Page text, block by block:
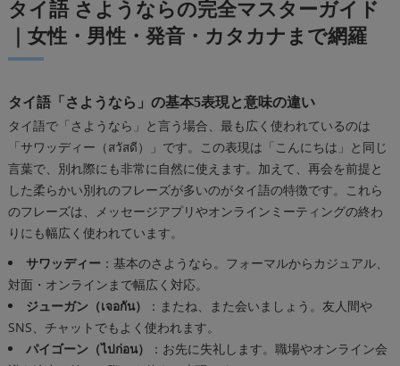
える
タイ語あいさつ集｜さようなら・ありがとう・こんにちは
タイ語 さようならの完全マスターガイド
｜女性・男性・発音・カタカナまで網羅
タイ語「さようなら」の基本5表現と意味の違い
タイ語で「さようなら」と言う場合、最も広く使われているのは
「サワッディー（สวัสดี）」です。この表現は「こんにちは」と同じ
言葉で、別れ際にも非常に自然に使えます。加えて、再会を前提と
した柔らかい別れのフレーズが多いのがタイ語の特徴です。これら
のフレーズは、メッセージアプリやオンラインミーティングの終わ
りにも幅広く使われています。
サワッディー：基本のさようなら。フォーマルからカジュアル、
対面・オンラインまで幅広く対応。
ジューガン（เจอกัน）
：またね、また会いましょう。友人間や
SNS、チャットでもよく使われます。
パイゴーン（ไปก่อน）
：お先に失礼します。職場やオンライン会